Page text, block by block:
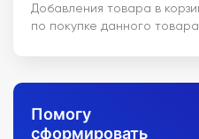
Добавления товара в
по покупке данного товара
Помогу
сформировать